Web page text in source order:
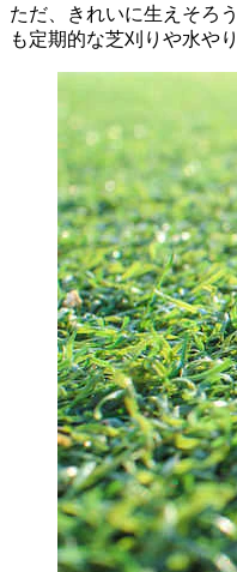
ただ、きれいに生えそろ
も定期的な芝刈りや水や